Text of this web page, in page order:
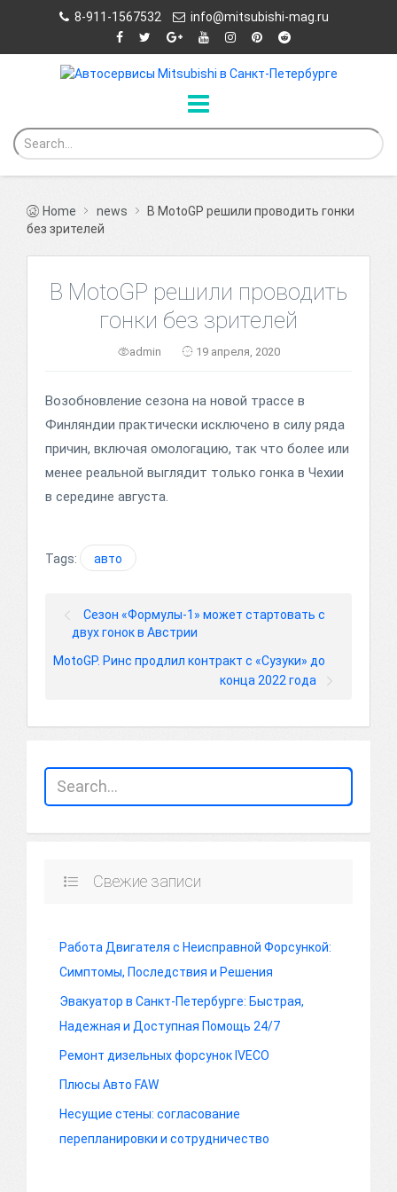
8-911-1567532 info@mitsubishi-mag.ru
Home news
В MotoGP решили проводить гонки
без зрителей
В MotoGP решили проводить
гонки без зрителей
admin 19 апреля, 2020
Возобновление сезона на новой трассе в
Финляндии практически исключено в силу ряда
причин, включая омологацию, так что более или
менее реальной выглядит только гонка в Чехии
в середине августа.
Tags: авто
Сезон «Формулы-1» может стартовать с
двух гонок в Австрии
MotoGP. Ринс продлил контракт с «Сузуки» до
конца 2022 года
Свежие записи
Работа Двигателя с Неисправной Форсункой:
Симптомы, Последствия и Решения
Эвакуатор в Санкт-Петербурге: Быстрая,
Надежная и Доступная Помощь 24/7
Ремонт дизельных форсунок IVECO
Плюсы Авто FAW
Несущие стены: согласование
перепланировки и сотрудничество